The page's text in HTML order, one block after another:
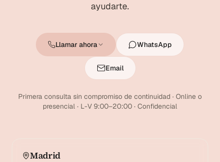
ayudarte.
Llamar ahora WhatsApp
Email
Primera consulta sin compromiso de continuidad · Online o
presencial · L-V 9:00–20:00 · Confidencial
Madrid